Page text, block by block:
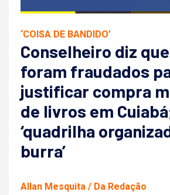
‘COISA DE BANDIDO’
Conselheiro diz
foram fraudados
justificar compra
de livros em
‘quadrilha
burra’
Allan Mesquita / Da Redação